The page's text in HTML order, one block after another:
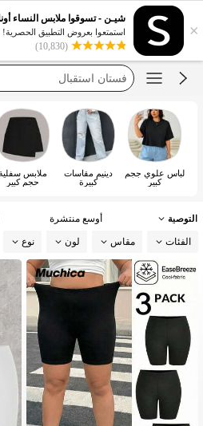
×
شيـن - تسوقوا ملابس النساء
استمتعوا بعروض التطبيق الحصرية!
(10,830)
فستان اكمام طويله
طقم فضفاض
فستان استقبال
لباس علوي ججم
كبير
دينيم مقاسات
كبيرة
ملابس
حجم كبير
التوصية أوسع منتشرة
الفئات مقاس لون نوع